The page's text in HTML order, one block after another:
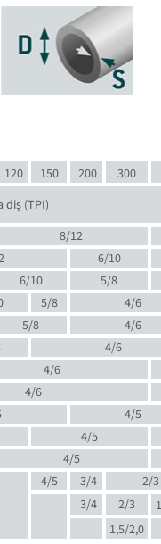
120 150 200 300
diş (TPI)
8/12
6/10
6/10 5/8
5/8
4/6
5/8
4/6
4/6
4/6
4/6
4/5
4/5
4/5
4/5 3/4
2/3
3/4 2/3
1,5/2,0